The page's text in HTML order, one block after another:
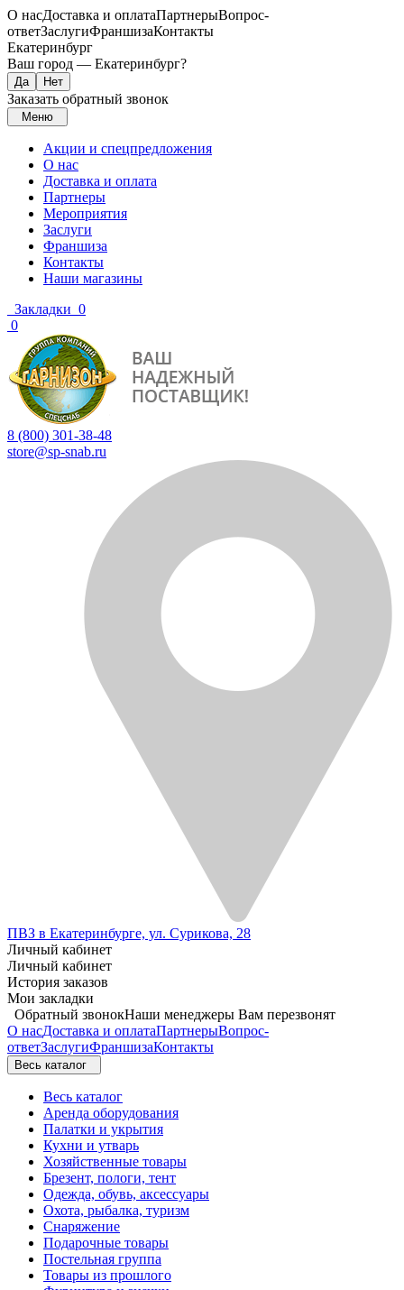
О насДоставка и оплатаПартнерыВопрос-
ответЗаслугиФраншизаКонтакты
Екатеринбург
Ваш город — Екатеринбург?
Заказать обратный звонок
Меню
Акции и спецпредложения
О нас
Доставка и оплата
Партнеры
Мероприятия
Заслуги
Франшиза
Контакты
Наши магазины
Закладки 0
0
8 (800) 301-38-48
store@sp-snab.ru
ПВЗ в Екатеринбурге, ул. Сурикова, 28
Личный кабинет
Личный кабинет
История заказов
Мои закладки
Обратный звонокНаши менеджеры Вам перезвонят
О насДоставка и оплатаПартнерыВопрос-
ответЗаслугиФраншизаКонтакты
Весь каталог
Весь каталог
Аренда оборудования
Палатки и укрытия
Кухни и утварь
Хозяйственные товары
Брезент, пологи, тент
Одежда, обувь, аксессуары
Охота, рыбалка, туризм
Снаряжение
Подарочные товары
Постельная группа
Товары из прошлого